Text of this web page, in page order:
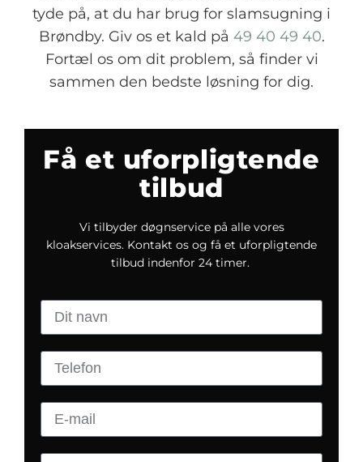
tyde på, at du har brug for slamsugning i
Brøndby. Giv os et kald på 49 40 49 40.
Fortæl os om dit problem, så finder vi
sammen den bedste løsning for dig.
Få et uforpligtende
tilbud
Vi tilbyder døgnservice på alle vores
kloakservices. Kontakt os og få et uforpligtende
tilbud indenfor 24 timer.